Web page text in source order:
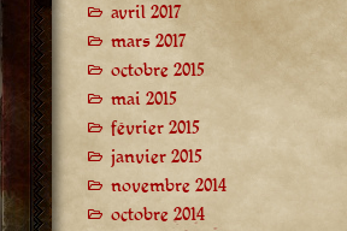
avril 2017
mars 2017
octobre 2015
mai 2015
février 2015
janvier 2015
novembre 2014
octobre 2014